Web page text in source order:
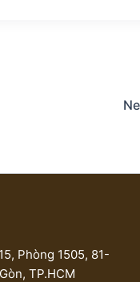
Phòng 1505, 81-
TP.HCM